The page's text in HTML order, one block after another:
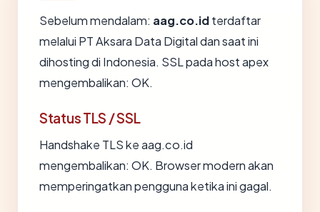
Sebelum mendalam: aag.co.idterdaftar
melalui PT Aksara Data Digital dan saat ini
dihosting di Indonesia. SSL pada host apex
mengembalikan: OK.
Status TLS / SSL
Handshake TLS ke aag.co.id
mengembalikan: OK. Browser modern akan
memperingatkan pengguna ketika ini gagal.